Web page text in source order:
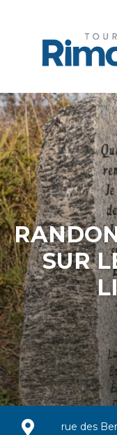
SUR
rue des